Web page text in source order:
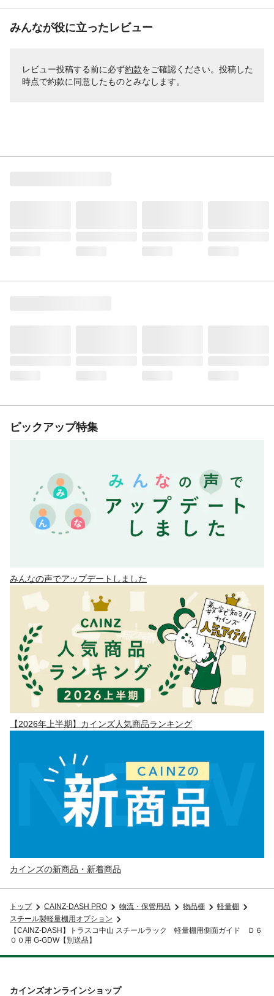
みんなが役に立ったレビュー
レビュー投稿する前に必ず約款をご確認ください。投稿した
時点で約款に同意したものとみなします。
ピックアップ特集
みんなの声でアップデートしました
【2026年上半期】カインズ人気商品ランキング
カインズの新商品・新着商品
トップ CAINZ-DASH PRO 物流・保管用品 物品棚
軽量棚
スチール製軽量棚用オプション
【CAINZ-DASH】トラスコ中山 スチールラック 軽量棚用側面ガイド Ｄ６
００用 G-GDW【別送品】
カインズオンラインショップ